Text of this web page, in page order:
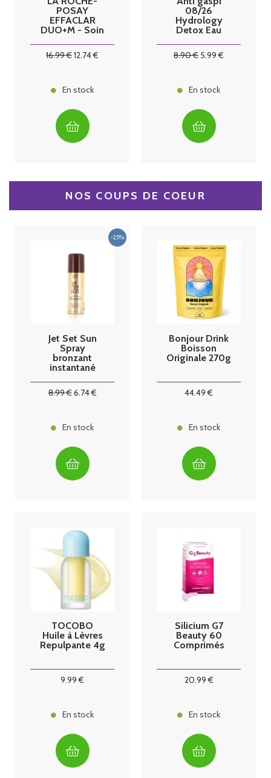
POSAY
EFFACLAR
DUO+M - Soin
Anti-
Points noirs,
16.99€12.74€
En stock
08/26
Hydrology
Detox Eau
sucre
8.90€ 5.99 €
En stock
NOS COUPS DE COEUR
Jet Set Sun
Spray
bronzant
instantané
8.99€6.74€
En stock
Bonjour Drink
Boisson
Originale 270g
44.49 €
En stock
TOCOBO
Huile à Lèvres
Repulpante 4g
9.99 €
En stock
Silicium G7
Beauty 60
Comprimés
20.99€
En stock